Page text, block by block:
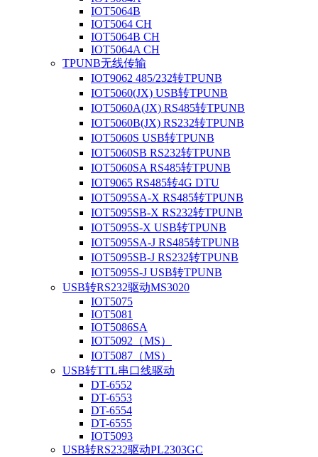
IOT5064B
IOT5064 CH
IOT5064B CH
IOT5064A CH
TPUNB无线传输
IOT9062 485/232转TPUNB
IOT5060(JX) USB转TPUNB
IOT5060A(JX) RS485转TPUNB
IOT5060B(JX) RS232转TPUNB
IOT5060S USB转TPUNB
IOT5060SB RS232转TPUNB
IOT5060SA RS485转TPUNB
IOT9065 RS485转4G DTU
IOT5095SA-X RS485转TPUNB
IOT5095SB-X RS232转TPUNB
IOT5095S-X USB转TPUNB
IOT5095SA-J RS485转TPUNB
IOT5095SB-J RS232转TPUNB
IOT5095S-J USB转TPUNB
USB转RS232驱动MS3020
IOT5075
IOT5081
IOT5086SA
IOT5092（MS）
IOT5087（MS）
USB转TTL串口线驱动
DT-6552
DT-6553
DT-6554
DT-6555
IOT5093
USB转RS232驱动PL2303GC